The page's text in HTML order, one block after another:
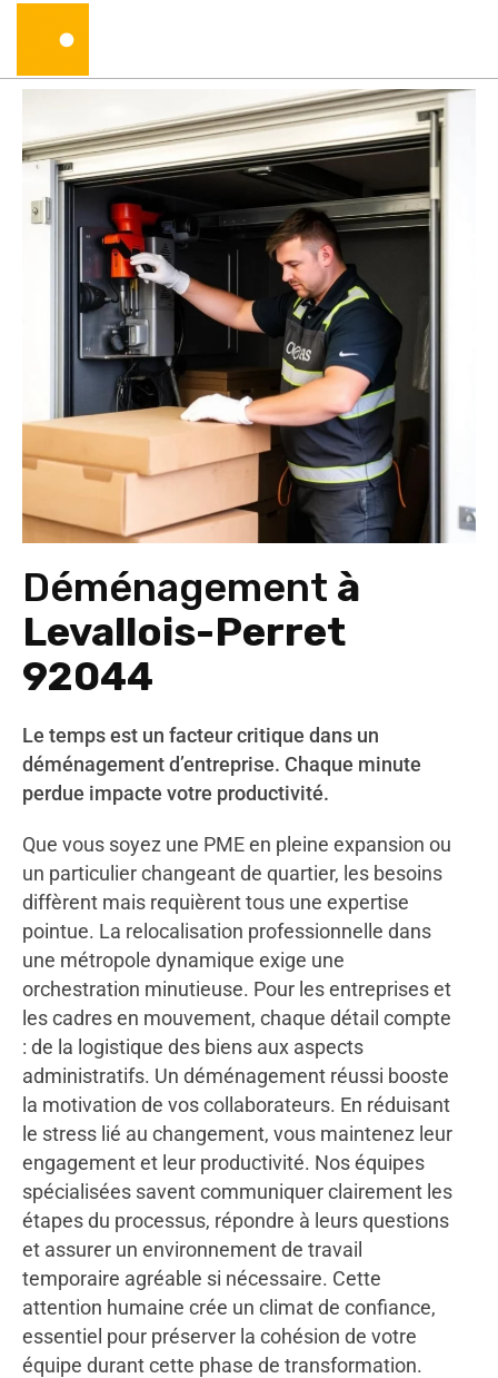
Déménagement à
Levallois-Perret
92044
Le temps est un facteur critique dans un
déménagement d’entreprise. Chaque minute
perdue impacte votre productivité.
Que vous soyez une PME en pleine expansion ou
un particulier changeant de quartier, les besoins
diffèrent mais requièrent tous une expertise
pointue. La relocalisation professionnelle dans
une métropole dynamique exige une
orchestration minutieuse. Pour les entreprises et
les cadres en mouvement, chaque détail compte
: de la logistique des biens aux aspects
administratifs. Un déménagement réussi booste
la motivation de vos collaborateurs. En réduisant
le stress lié au changement, vous maintenez leur
engagement et leur productivité. Nos équipes
spécialisées savent communiquer clairement les
étapes du processus, répondre à leurs questions
et assurer un environnement de travail
temporaire agréable si nécessaire. Cette
attention humaine crée un climat de confiance,
essentiel pour préserver la cohésion de votre
équipe durant cette phase de transformation.